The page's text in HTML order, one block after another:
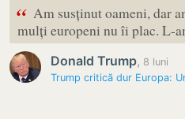
“ Am susținut oameni, dar
mulți europeni nu îi plac. L-
Donald Trump, 8 luni